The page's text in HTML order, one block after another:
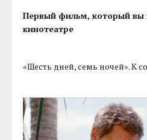
Первый фильм, который вы
кинотеатре
«Шесть дней, семь ночей». К